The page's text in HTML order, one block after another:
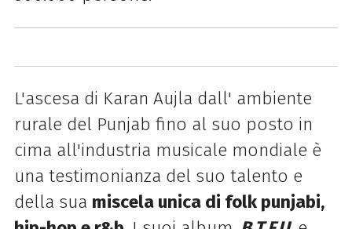
L'ascesa di Karan Aujla dall' ambiente
rurale del Punjab fino al suo posto in
cima all'industria musicale mondiale è
una testimonianza del suo talento e
della sua miscela unica di folk punjabi,